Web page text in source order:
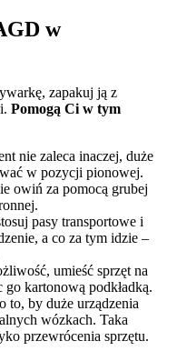
w
zapakuj ją z
Pomogą Ci w tym
nie zaleca inaczej, duże
w pozycji pionowej.
owiń za pomocą grubej
pasy transportowe i
a co za tym idzie –
umieść sprzęt na
go kartonową podkładką.
to, by duże urządzenia
wózkach. Taka
przewrócenia sprzętu.